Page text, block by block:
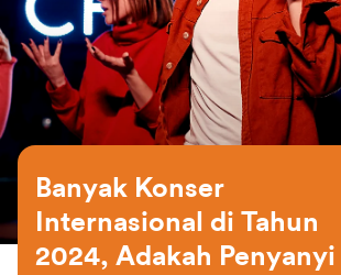
Banyak Konser
Internasional di Tahun
2024, Adakah Penyanyi